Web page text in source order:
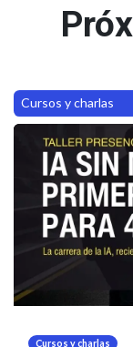
Cursos y charlas
Cursos y charlas